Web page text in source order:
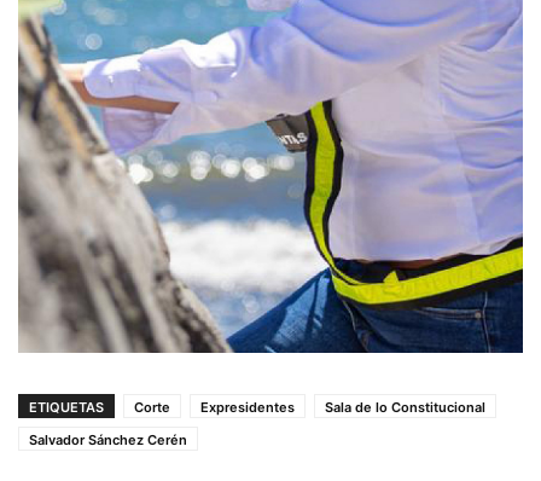
ETIQUETAS Corte Expresidentes
Sala de lo Constitucional
Salvador Sánchez Cerén